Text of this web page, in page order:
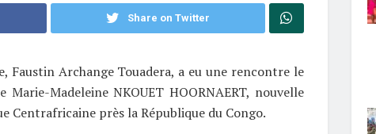
Share on Twitter
Faustin Archange Touadera, a eu une rencontre le
Marie-Madeleine NKOUET HOORNAERT, nouvelle
Centrafricaine près la République du Congo.